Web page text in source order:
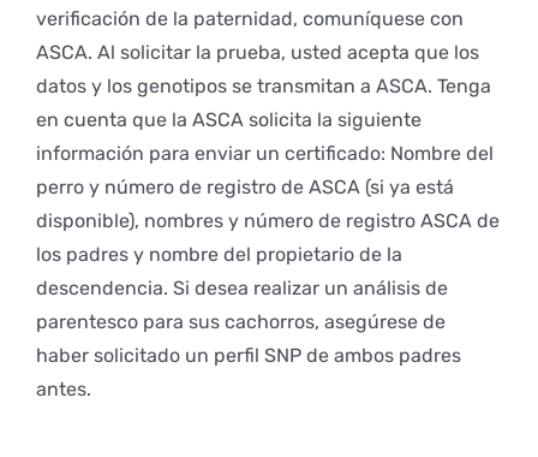
verificación de la paternidad, comuníquese con
ASCA. Al solicitar la prueba, usted acepta que los
datos y los genotipos se transmitan a ASCA. Tenga
en cuenta que la ASCA solicita la siguiente
información para enviar un certificado: Nombre del
perro y número de registro de ASCA (si ya está
disponible), nombres y número de registro ASCA de
los padres y nombre del propietario de la
descendencia. Si desea realizar un análisis de
parentesco para sus cachorros, asegúrese de
haber solicitado un perfil SNP de ambos padres
antes.